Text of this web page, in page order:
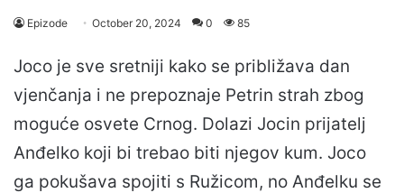
Epizode October 20, 2024 0 85
Joco je sve sretniji kako se približava dan
vjenčanja i ne prepoznaje Petrin strah zbog
moguće osvete Crnog. Dolazi Jocin prijatelj
Anđelko koji bi trebao biti njegov kum. Joco
ga pokušava spojiti s Ružicom, no Anđelku se